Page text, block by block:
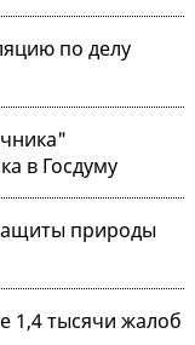
по делу
в Госдуму
природы
1,4 тысячи жалоб